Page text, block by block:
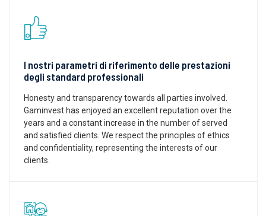
I nostri parametri di riferimento delle prestazioni
degli standard professionali
Honesty and transparency towards all parties involved.
Gaminvest has enjoyed an excellent reputation over the
years and a constant increase in the number of served
and satisfied clients. We respect the principles of ethics
and confidentiality, representing the interests of our
clients.